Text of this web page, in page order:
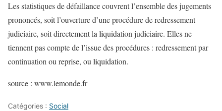
Les statistiques de défaillance couvrent l’ensemble des jugements
prononcés, soit l’ouverture d’une procédure de redressement
judiciaire, soit directement la liquidation judiciaire. Elles ne
tiennent pas compte de l’issue des procédures : redressement par
continuation ou reprise, ou liquidation.
source : www.lemonde.fr
Catégories : Social